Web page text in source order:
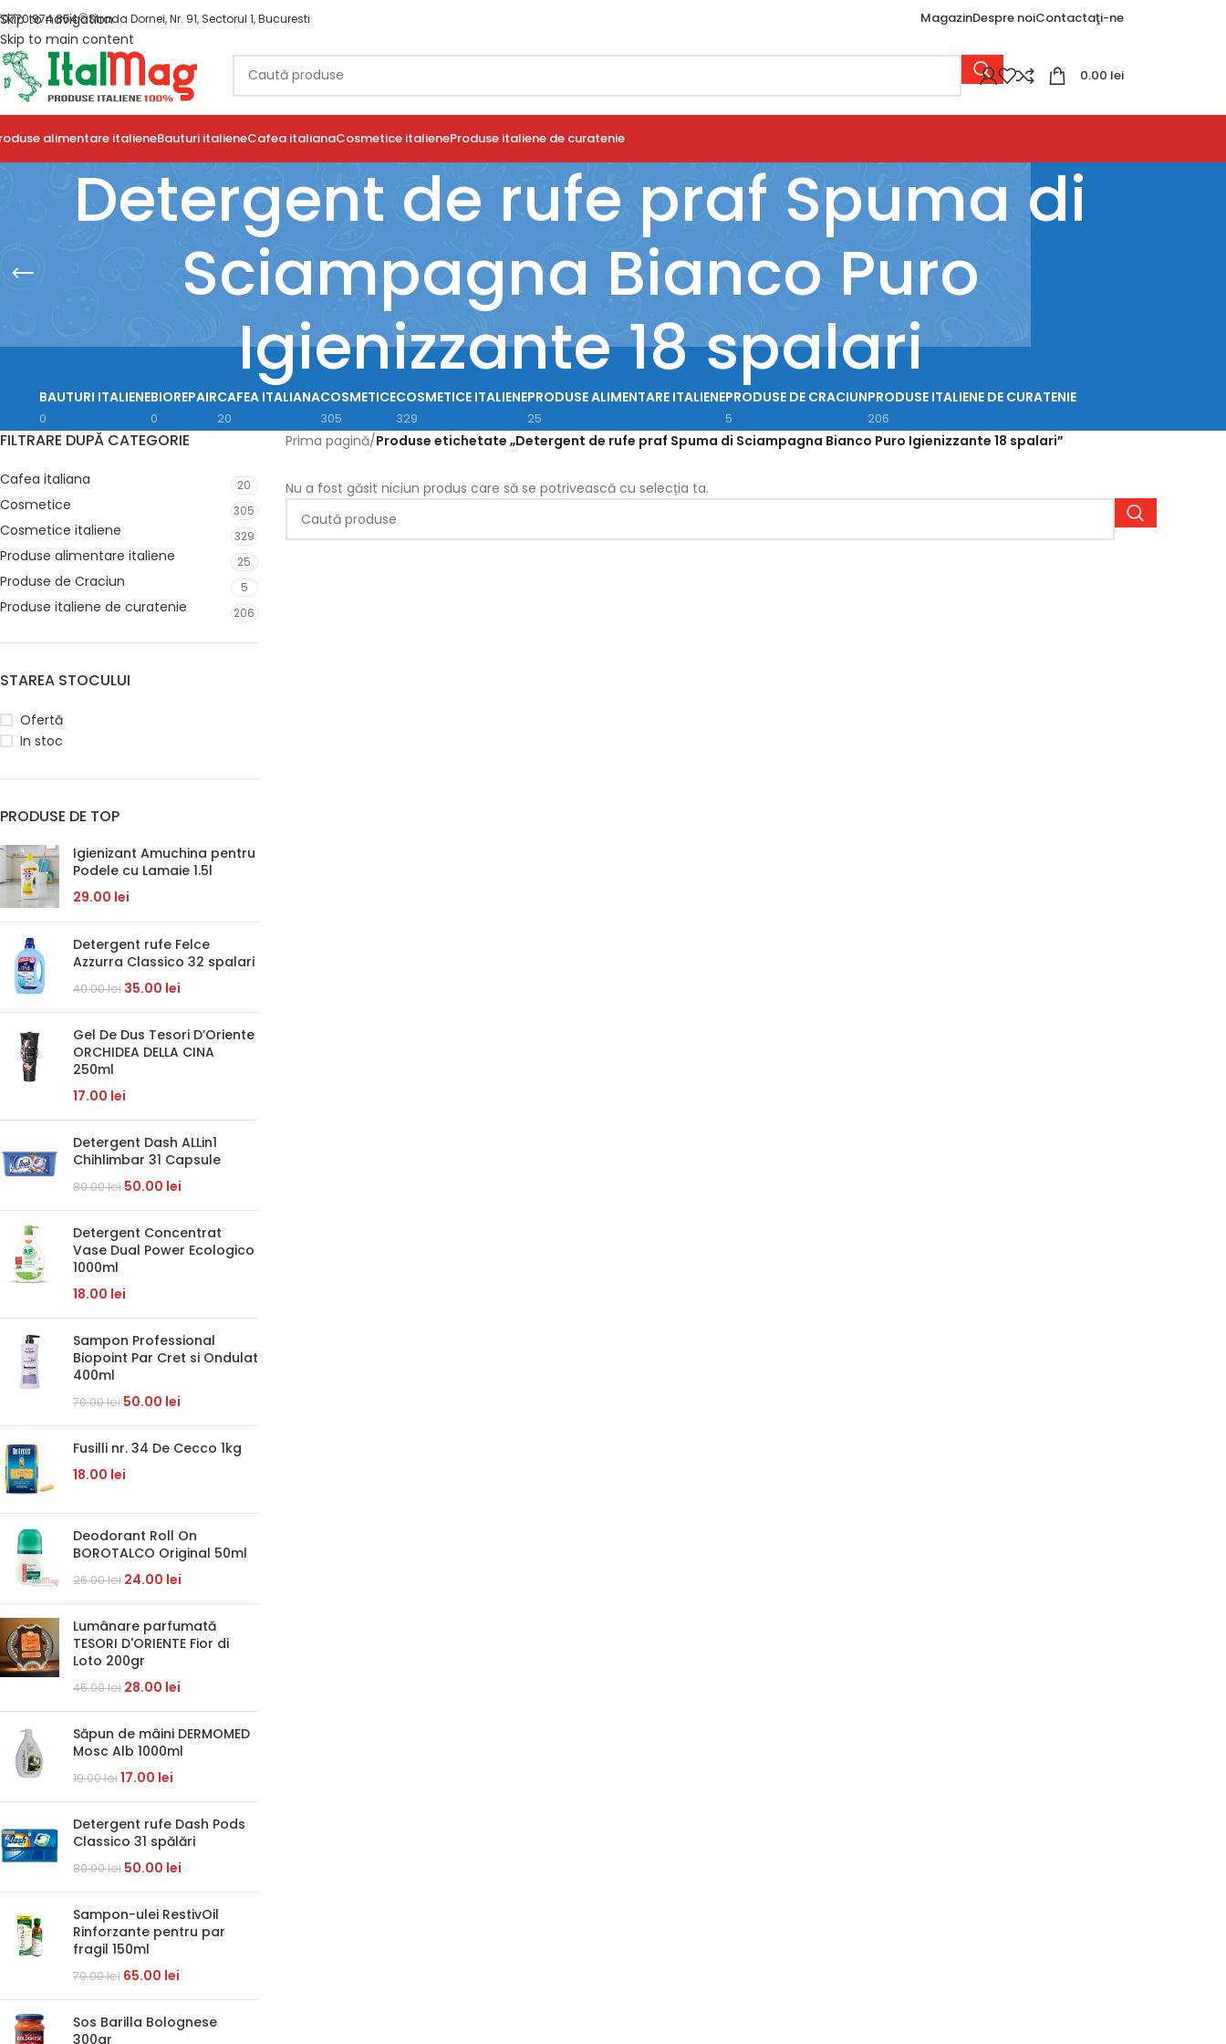
Skip to navigation
Skip to main content
0770 974 854 Strada Dornei, Nr. 91, Sectorul 1, Bucuresti MagazinDespre noiContactaţi-ne
0.00 lei
alimentare italieneBauturi italieneCafea italianaCosmetice italieneProduse italiene de curatenie
Detergent de rufe praf Spuma di
Sciampagna Bianco Puro
Igienizzante 18 spalari
BAUTURI ITALIENE
0
BIOREPAIR
0
CAFEA ITALIANA
20
COSMETICE
305
COSMETICE ITALIENE
329
PRODUSE ALIMENTARE ITALIENE
25
PRODUSE DE CRACIUN
5
PRODUSE ITALIENE DE CURATENIE
206
FILTRARE DUPĂ CATEGORIE
Cafea italiana 20
Cosmetice 305
Cosmetice italiene 329
Produse alimentare italiene 25
Produse de Craciun 5
Produse italiene de curatenie 206
STAREA STOCULUI
Ofertă
In stoc
PRODUSE DE TOP
Igienizant Amuchina pentru
Podele cu Lamaie 1.5l
29.00 lei
Detergent rufe Felce
Azzurra Classico 32 spalari
40.00lei 35.00 lei
Gel De Dus Tesori D’Oriente
ORCHIDEA DELLA CINA
250ml
17.00 lei
Detergent Dash ALLin1
Chihlimbar 31 Capsule
80.00lei 50.00 lei
Detergent Concentrat
Vase Dual Power Ecologico
1000ml
18.00 lei
Sampon Professional
Biopoint Par Cret si Ondulat
400ml
70.00lei 50.00 lei
Fusilli nr. 34 De Cecco 1kg
18.00 lei
Deodorant Roll On
BOROTALCO Original 50ml
26.00lei 24.00 lei
Lumânare parfumată
TESORI D'ORIENTE Fior di
Loto 200gr
45.00lei 28.00 lei
Săpun de mâini DERMOMED
Mosc Alb 1000ml
19.00lei17.00 lei
Detergent rufe Dash Pods
Classico 31 spălări
80.00lei 50.00 lei
Sampon-ulei RestivOil
Rinforzante pentru par
fragil 150ml
70.00lei 65.00 lei
Sos Barilla Bolognese
300gr
Prima pagină/Produse etichetate „Detergent de rufe praf Spuma di Sciampagna Bianco Puro Igienizzante 18 spalari”
Nu a fost găsit niciun produs care să se potrivească cu selecția ta.